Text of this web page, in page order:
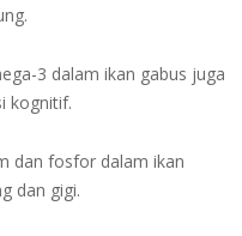
3 dalam ikan gabus juga
kognitif.
dan fosfor dalam ikan
dan gigi.